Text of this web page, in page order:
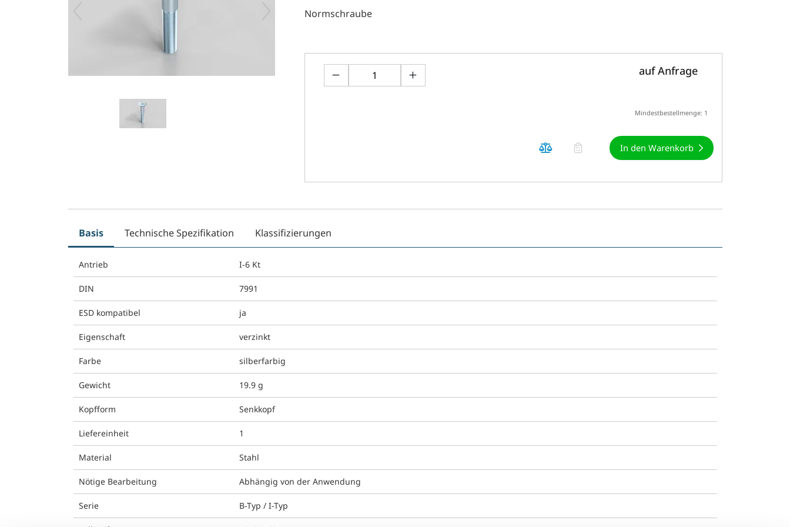
Normschraube
auf Anfrage
Mindestbestellmenge: 1
In den Warenkorb
Basis Technische Spezifikation Klassifizierungen
Antrieb I-6 Kt
DIN 7991
ESD kompatibel ja
Eigenschaft verzinkt
Farbe silberfarbig
Gewicht 19.9 g
Kopfform Senkkopf
Liefereinheit 1
Material Stahl
Nötige Bearbeitung Abhängig von der Anwendung
Serie B-Typ / I-Typ